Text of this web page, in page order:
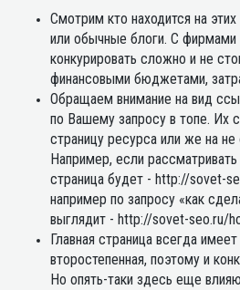
Смотрим кто находится на
или обычные блоги. С фирмами
конкурировать сложно и не
финансовыми бюджетами,
Обращаем внимание на вид
по Вашему запросу в топе. Их
страницу ресурса или же на
Например, если
страница будет - http://sovet-
например по запросу «как
выглядит - http://sovet-seo.ru/
Главная страница всегда
второстепенная, поэтому и
Но опять-таки здесь еще